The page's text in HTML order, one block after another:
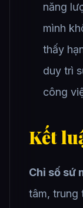
năng
mình
thấy
duy trì
công
Kết
Chỉ số sứ
tâm, trung